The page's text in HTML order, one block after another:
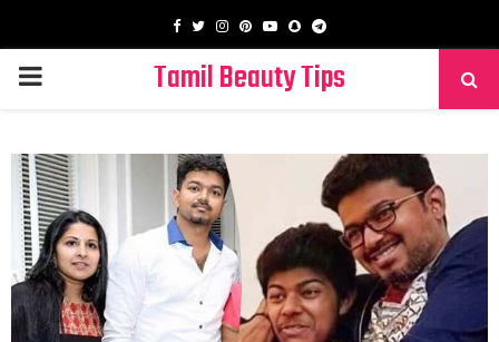
Facebook
TwitterInstagram
PinterestYoutube
SnapchatTelegram
PRIMARY
Tamil Beauty Tips